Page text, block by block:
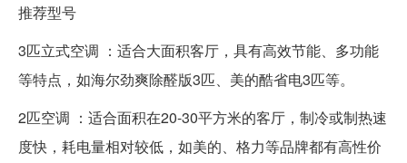
推荐型号
3匹立式空调 ：适合大面积客厅，具有高效节能、多功能
等特点，如海尔劲爽除醛版3匹、美的酷省电3匹等。
2匹空调 ：适合面积在20-30平方米的客厅，制冷或制热速
度快，耗电量相对较低，如美的、格力等品牌都有高性价